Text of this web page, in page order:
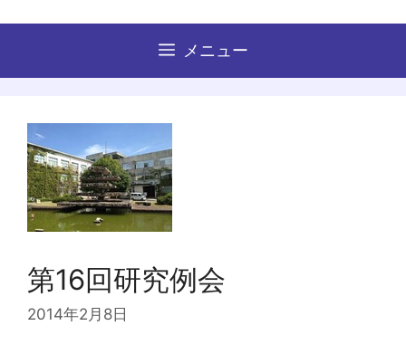
ン
メニュー
第16回研究例会
2014年2月8日